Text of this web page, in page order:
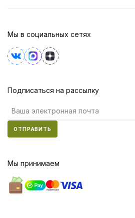
Мы в социальных сетях
Подписаться на рассылку
ОТПРАВИТЬ
Мы принимаем